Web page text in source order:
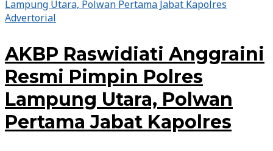
Advertorial
AKBP Raswidiati Anggraini
Resmi Pimpin Polres
Lampung Utara, Polwan
Pertama Jabat Kapolres